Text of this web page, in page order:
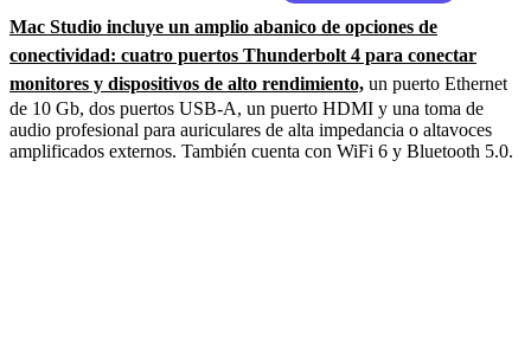
Mac Studio incluye un amplio abanico de opciones de
conectividad: cuatro puertos Thunderbolt 4 para conectar
monitores y dispositivos de alto rendimiento, un puerto Ethernet
de 10 Gb, dos puertos USB-A, un puerto HDMI y una toma de
audio profesional para auriculares de alta impedancia o altavoces
amplificados externos. También cuenta con WiFi 6 y Bluetooth 5.0.